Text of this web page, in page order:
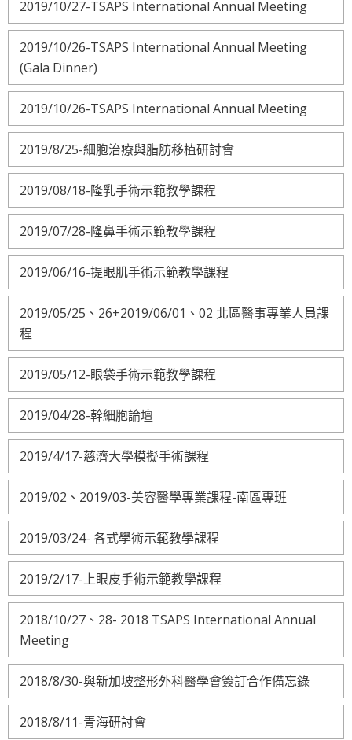
2019/10/27-TSAPS International Annual Meeting
2019/10/26-TSAPS International Annual Meeting
(Gala Dinner)
2019/10/26-TSAPS International Annual Meeting
2019/8/25-細胞治療與脂肪移植研討會
2019/08/18-隆乳手術示範教學課程
2019/07/28-隆鼻手術示範教學課程
2019/06/16-提眼肌手術示範教學課程
2019/05/25、26+2019/06/01、02 北區醫事專業人員課
程
2019/05/12-眼袋手術示範教學課程
2019/04/28-幹細胞論壇
2019/4/17-慈濟大學模擬手術課程
2019/02、2019/03-美容醫學專業課程-南區專班
2019/03/24- 各式學術示範教學課程
2019/2/17-上眼皮手術示範教學課程
2018/10/27、28- 2018 TSAPS International Annual
Meeting
2018/8/30-與新加坡整形外科醫學會簽訂合作備忘錄
2018/8/11-青海研討會